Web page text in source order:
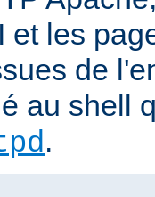
et les
de
au shell
.